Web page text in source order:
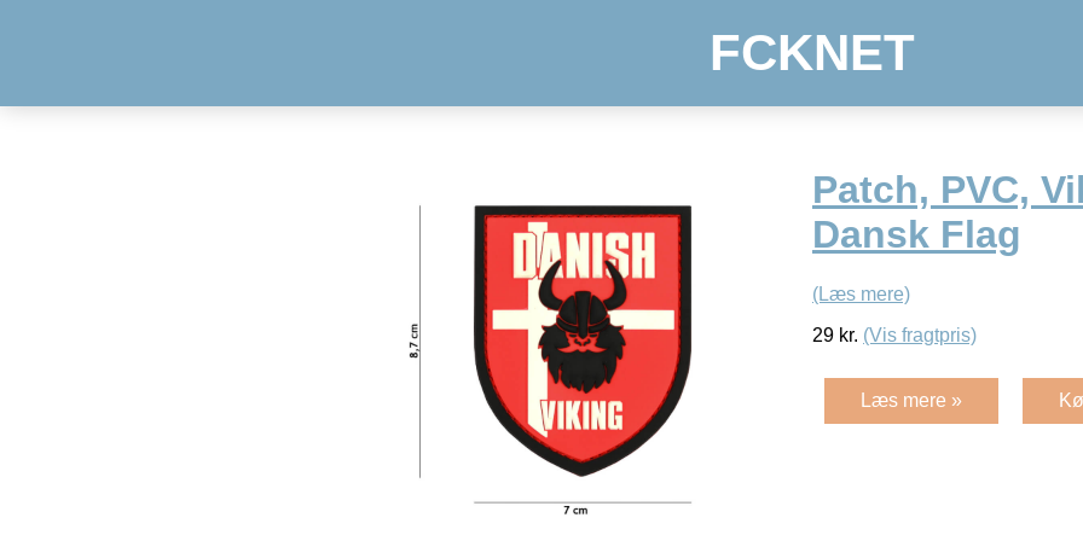
FCKNET
Patch, PVC,
Dansk Flag
(Læs mere)
29 kr. (Vis fragtpris)
Læs mere »